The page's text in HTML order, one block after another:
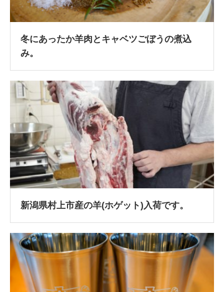
冬にあったか羊肉とキャベツごぼうの煮込
み。
新潟県村上市産の羊(ホゲット)入荷です。